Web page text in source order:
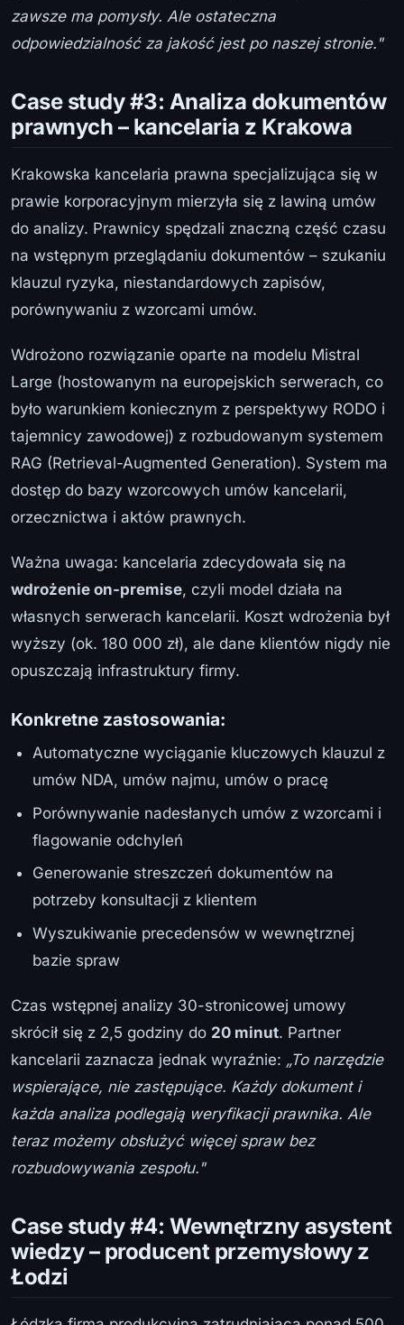
zawsze ma pomysły. Ale ostateczna
odpowiedzialność za jakość jest po naszej stronie."
Case study #3: Analiza dokumentów
prawnych – kancelaria z Krakowa
Krakowska kancelaria prawna specjalizująca się w
prawie korporacyjnym mierzyła się z lawiną umów
do analizy. Prawnicy spędzali znaczną część czasu
na wstępnym przeglądaniu dokumentów – szukaniu
klauzul ryzyka, niestandardowych zapisów,
porównywaniu z wzorcami umów.
Wdrożono rozwiązanie oparte na modelu Mistral
Large (hostowanym na europejskich serwerach, co
było warunkiem koniecznym z perspektywy RODO i
tajemnicy zawodowej) z rozbudowanym systemem
RAG (Retrieval-Augmented Generation). System ma
dostęp do bazy wzorcowych umów kancelarii,
orzecznictwa i aktów prawnych.
Ważna uwaga: kancelaria zdecydowała się na
wdrożenie on-premise, czyli model działa na
własnych serwerach kancelarii. Koszt wdrożenia był
wyższy (ok. 180 000 zł), ale dane klientów nigdy nie
opuszczają infrastruktury firmy.
Konkretne zastosowania:
Automatyczne wyciąganie kluczowych klauzul z
umów NDA, umów najmu, umów o pracę
Porównywanie nadesłanych umów z wzorcami i
flagowanie odchyleń
Generowanie streszczeń dokumentów na
potrzeby konsultacji z klientem
Wyszukiwanie precedensów w wewnętrznej
bazie spraw
Czas wstępnej analizy 30-stronicowej umowy
skrócił się z 2,5 godziny do 20 minut. Partner
kancelarii zaznacza jednak wyraźnie: „To narzędzie
wspierające, nie zastępujące. Każdy dokument i
każda analiza podlegają weryfikacji prawnika. Ale
teraz możemy obsłużyć więcej spraw bez
rozbudowywania zespołu."
Case study #4: Wewnętrzny asystent
wiedzy – producent przemysłowy z
Łodzi